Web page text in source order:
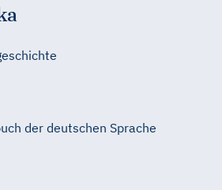
der deutschen Sprache